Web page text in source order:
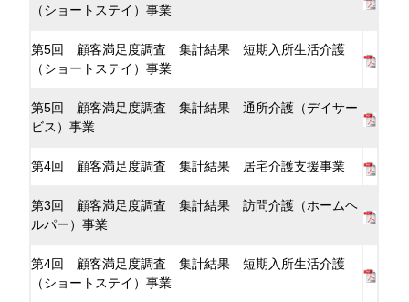
（ショートステイ）事業
第5回 顧客満足度調査 集計結果 短期入所生活介護
（ショートステイ）事業
第5回 顧客満足度調査 集計結果 通所介護（デイサー
ビス）事業
第4回 顧客満足度調査 集計結果 居宅介護支援事業
第3回 顧客満足度調査 集計結果 訪問介護（ホームヘ
ルパー）事業
第4回 顧客満足度調査 集計結果 短期入所生活介護
（ショートステイ）事業